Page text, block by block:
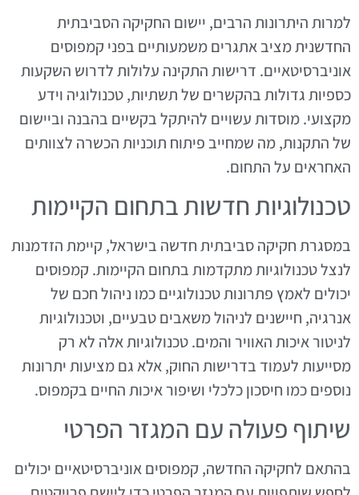
למרות היתרונות הרבים, יישום החקיקה הסביבתית
החדשנית מציב אתגרים משמעותיים בפני קמפוסים
אוניברסיטאיים. דרישות התקינה עלולות לדרוש השקעות
כספיות גדולות בהקשרים של תשתיות, טכנולוגיה וידע
מקצועי. מוסדות עשויים להיתקל בקשיים בהבנה וביישום
של התקנות, מה שמחייב פיתוח תוכניות הכשרה לצוותים
האחראים על התחום.
טכנולוגיות חדשות בתחום הקיימות
במסגרת חקיקה סביבתית חדשה בישראל, קיימת הזדמנות
לנצל טכנולוגיות מתקדמות בתחום הקיימות. קמפוסים
יכולים לאמץ פתרונות טכנולוגיים כמו ניהול חכם של
אנרגיה, חיישנים לניהול משאבים טבעיים, וטכנולוגיות
לניטור איכות האוויר והמים. טכנולוגיות אלה לא רק
מסייעות לעמוד בדרישות החוק, אלא גם מציעות יתרונות
נוספים כמו חיסכון כלכלי ושיפור איכות החיים בקמפוס.
שיתוף פעולה עם המגזר הפרטי
בהתאם לחקיקה החדשה, קמפוסים אוניברסיטאיים יכולים